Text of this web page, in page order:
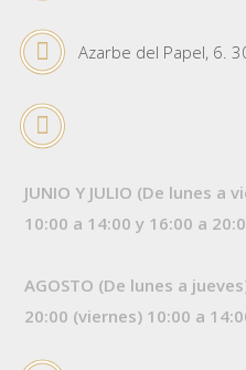
Azarbe del Papel, 6.
JUNIO Y JULIO (De lunes a
10:00 a 14:00 y 16:00 a
AGOSTO (De lunes a
20:00 (viernes) 10:00 a